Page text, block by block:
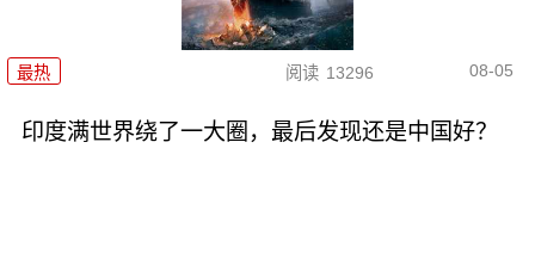
最热 阅读 13296 08-05
印度满世界绕了一大圈，最后发现还是中国好？